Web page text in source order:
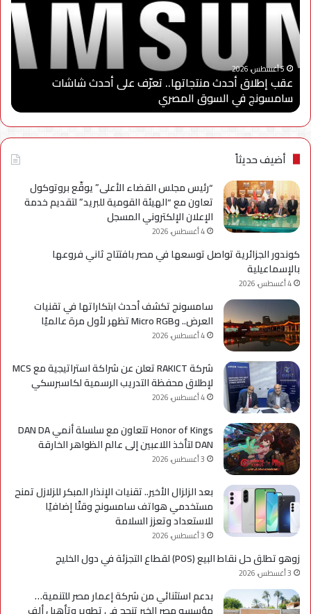
منتجاتها..
تعرّف
على
أحدث
شاشات
سامسونج
في
السوق
المصري
5 أغسطس، 2026
عقب إطلاق أحدث منتجاتها.. تعرّف على أحدث شاشات
سامسونج في السوق المصري
مع
أضيف حديثاً
“رئيس مجلس القضاء الأعلى” يوقّع بروتوكول
تعاون مع “الهيئة القومية للبريد” لتقديم خدمة
الإعلان الإلكتروني المسجل
4 أغسطس، 2026
كوندور الجزائرية تواصل توسعها في مصر بافتتاح ثاني فروعها
بالإسماعيلية
4 أغسطس، 2026
سامسونج تكشف أحدث ابتكاراتها في تقنيات
العرض.. وMicro RGB تظهر لأول مرة عالميًا
4 أغسطس، 2026
شركة RAKICT تعلن عن شراكة استراتيجية مع MCS
لإطلاق محفظة التدريب الرسمية لكاسبرسكي
4 أغسطس، 2026
Honor of Kings تتعاون مع سلسلة أنمي DAN DA
DAN لتأخذ اللاعبين إلى عالم الظواهر الخارقة
3 أغسطس، 2026
بعد الزلزال الأخير.. تقنيات الإنذار المبكر للزلازل تمنح
مستخدمي هواتف سامسونج وقتًا إضافيًا
للاستعداد وتعزز السلامة
3 أغسطس، 2026
زوهو تطلق حل نقاط البيع (POS) لقطاع التجزئة في دول الخليج
3 أغسطس، 2026
بدعم استثنائي من شركة إعمار مصر للتنمية…
مؤسسه مصر الخير تنجح في تطوير وتأهيل ألف